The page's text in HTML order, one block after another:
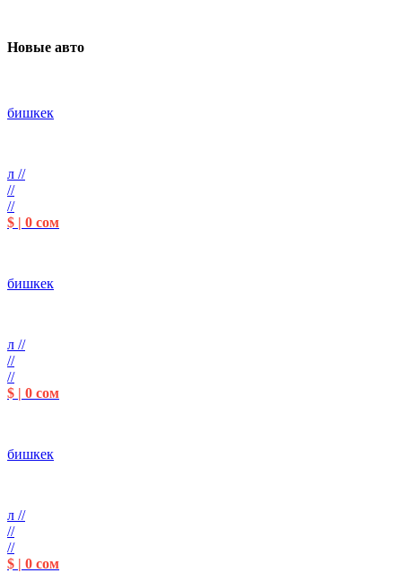
Новые авто
бишкек
л //
//
//
$ | 0 сом
бишкек
л //
//
//
$ | 0 сом
бишкек
л //
//
//
$ | 0 сом